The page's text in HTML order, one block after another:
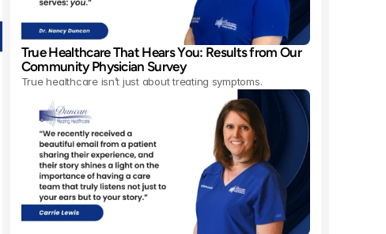
True Healthcare That Hears You: Results from Our
Community Physician Survey
True healthcare isn’t just about treating symptoms.